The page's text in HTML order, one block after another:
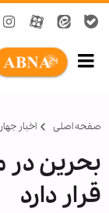
صفحه اصلی اخبار
بحرین
قرار دارد